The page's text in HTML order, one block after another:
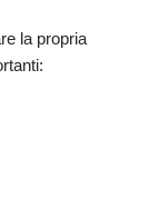
la propria